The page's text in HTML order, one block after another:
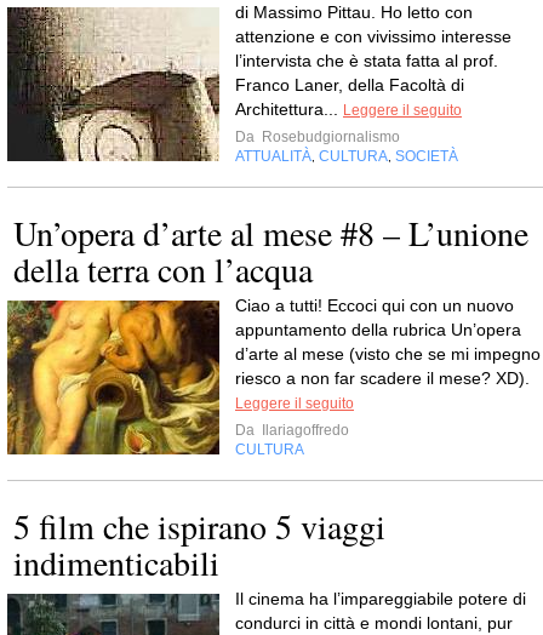
di Massimo Pittau. Ho letto con
attenzione e con vivissimo interesse
l’intervista che è stata fatta al prof.
Franco Laner, della Facoltà di
Architettura...
Leggere il seguito
Da Rosebudgiornalismo
ATTUALITÀ CULTURA SOCIETÀ
Un’opera d’arte al mese #8 – L’unione
della terra con l’acqua
Ciao a tutti! Eccoci qui con un nuovo
appuntamento della rubrica Un’opera
d’arte al mese (visto che se mi impegno
riesco a non far scadere il mese? XD).
Leggere il seguito
Da Ilariagoffredo
CULTURA
5 film che ispirano 5 viaggi
indimenticabili
Il cinema ha l’impareggiabile potere di
condurci in città e mondi lontani, pur